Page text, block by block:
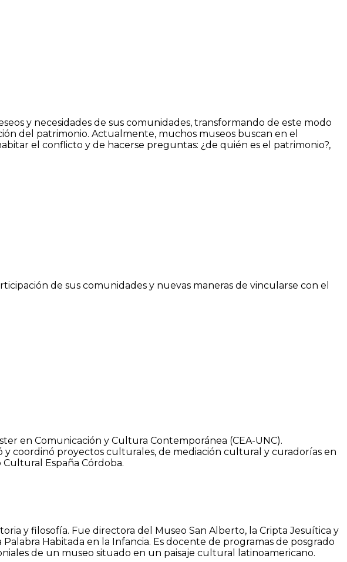
y necesidades de sus comunidades, transformando de este modo
del patrimonio. Actualmente, muchos museos buscan en el
el conflicto y de hacerse preguntas: ¿de quién es el patrimonio?,
de sus comunidades y nuevas maneras de vincularse con el
en Comunicación y Cultura Contemporánea (CEA-UNC).
y coordinó proyectos culturales, de mediación cultural y curadorías en
España Córdoba.
y filosofía. Fue directora del Museo San Alberto, la Cripta Jesuítica y
Habitada en la Infancia. Es docente de programas de posgrado
de un museo situado en un paisaje cultural latinoamericano.